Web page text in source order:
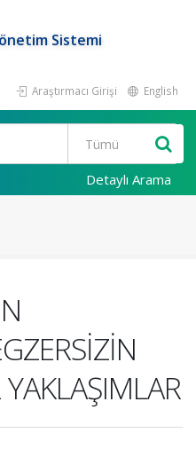
Sistemi
Araştırmacı Girişi English
Detaylı Arama